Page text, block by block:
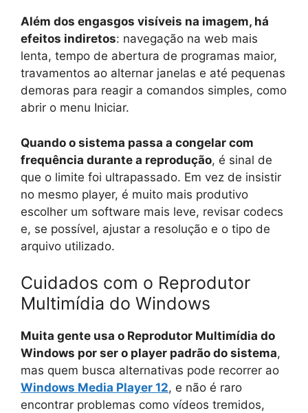
Além dos engasgos visíveis na imagem, há
efeitos indiretos: navegação na web mais
lenta, tempo de abertura de programas maior,
travamentos ao alternar janelas e até pequenas
demoras para reagir a comandos simples, como
abrir o menu Iniciar.
Quando o sistema passa a congelar com
frequência durante a reprodução, é sinal de
que o limite foi ultrapassado. Em vez de insistir
no mesmo player, é muito mais produtivo
escolher um software mais leve, revisar codecs
e, se possível, ajustar a resolução e o tipo de
arquivo utilizado.
Cuidados com o Reprodutor
Multimídia do Windows
Muita gente usa o Reprodutor Multimídia do
Windows por ser o player padrão do sistema,
mas quem busca alternativas pode recorrer ao
Windows Media Player 12, e não é raro
encontrar problemas como vídeos tremidos,